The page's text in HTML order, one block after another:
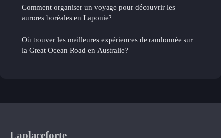
Comment organiser un voyage pour découvrir les
aurores boréales en Laponie?
Où trouver les meilleures expériences de randonnée sur
la Great Ocean Road en Australie?
Laplaceforte